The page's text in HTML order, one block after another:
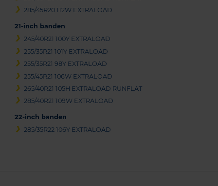
285/45R20 112W EXTRALOAD
21-inch banden
245/40R21 100Y EXTRALOAD
255/35R21 101Y EXTRALOAD
255/35R21 98Y EXTRALOAD
255/45R21 106W EXTRALOAD
265/40R21 105H EXTRALOAD RUNFLAT
285/40R21 109W EXTRALOAD
22-inch banden
285/35R22 106Y EXTRALOAD